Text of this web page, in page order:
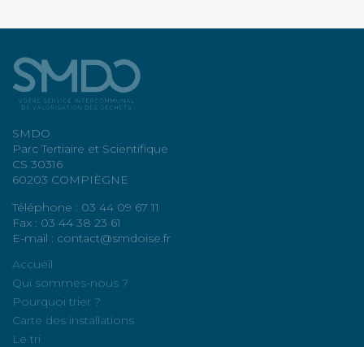
SMDO
Parc Tertiaire et Scientifique
CS 30316
60203 COMPIÈGNE
Téléphone : 03 44 09 67 11
Fax : 03 44 38 23 61
E-mail : contact@smdoise.fr
Accueil
Qui sommes-nous ?
Pourquoi trier ?
Carte des installations
Le tri